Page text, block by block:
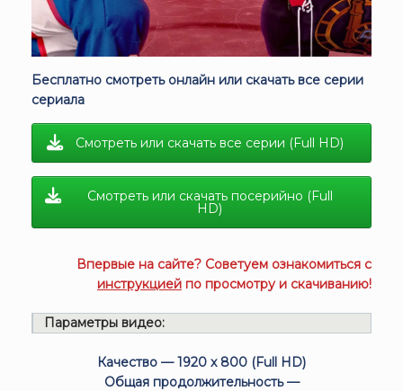
Бесплатно смотреть онлайн или скачать все серии
сериала
Смотреть или скачать все серии (Full HD)
Смотреть или скачать посерийно (Full
HD)
Впервые на сайте? Советуем ознакомиться с
инструкцией по просмотру и скачиванию!
Параметры видео:
Качество — 1920 x 800 (Full HD)
Общая продолжительность —